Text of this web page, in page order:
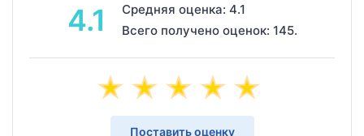
4.1
Средняя оценка: 4.1
Всего получено оценок: 145.
Поставить оценку